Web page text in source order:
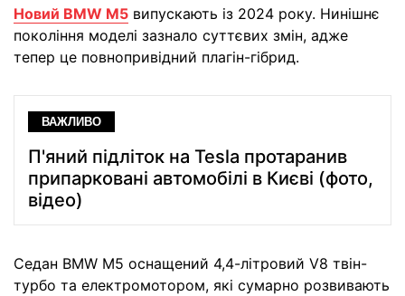
Новий BMW M5 випускають із 2024 року. Нинішнє
покоління моделі зазнало суттєвих змін, адже
тепер це повнопривідний плагін-гібрид.
ВАЖЛИВО
П'яний підліток на Tesla протаранив
припарковані автомобілі в Києві (фото,
відео)
Седан BMW M5 оснащений 4,4-літровий V8 твін-
турбо та електромотором, які сумарно розвивають